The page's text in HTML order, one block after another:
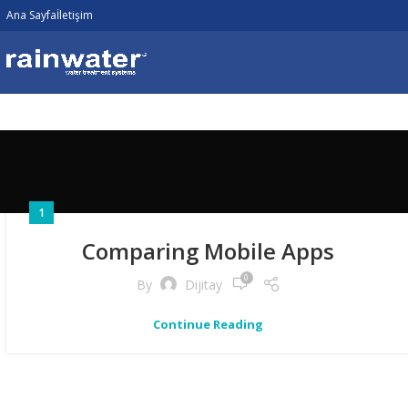
Ana Sayfaİletişim
1
Comparing Mobile Apps
By Dijitay 0
Continue Reading